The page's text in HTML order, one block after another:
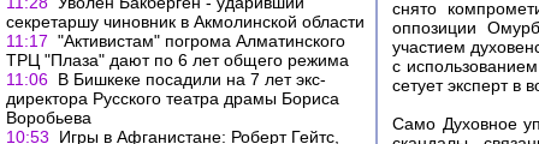
секретаршу чиновник в Акмолинской области
11:17 "Активистам" погрома Алматинского
ТРЦ "Плаза" дают по 6 лет общего режима
11:06 В Бишкеке посадили на 7 лет экс-
директора Русского театра драмы Бориса
Воробьева
10:53
Игры в Афганистане: Роберт Гейтс,
снято
оппозиции
участием
с
сетует эксперт в
Само Духовное